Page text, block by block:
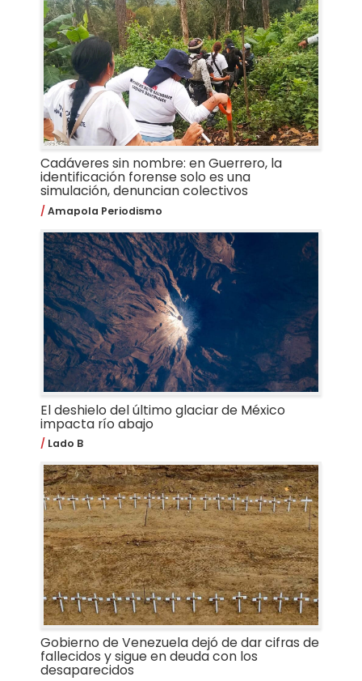
Cadáveres sin nombre: en Guerrero, la
identificación forense solo es una
simulación, denuncian colectivos
Amapola Periodismo
El deshielo del último glaciar de México
impacta río abajo
Lado B
Gobierno de Venezuela dejó de dar cifras de
fallecidos y sigue en deuda con los
desaparecidos